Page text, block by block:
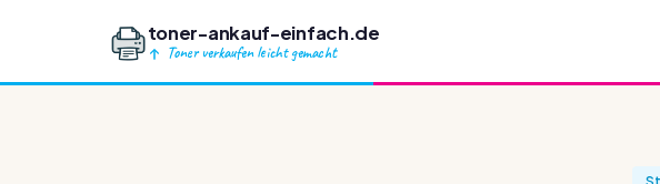
toner-ankauf-einfach.de
Toner verkaufen leicht gemacht